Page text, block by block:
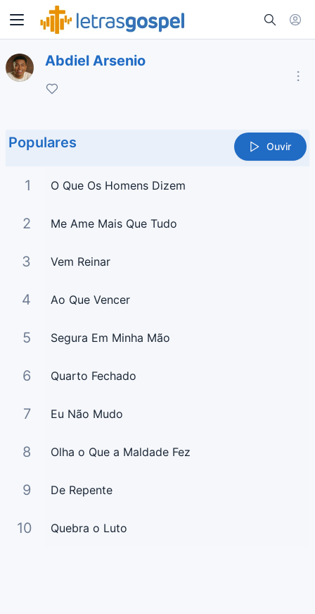
Abdiel Arsenio
Populares Ouvir
1 O Que Os Homens Dizem
2 Me Ame Mais Que Tudo
3 Vem Reinar
4 Ao Que Vencer
5 Segura Em Minha Mão
6 Quarto Fechado
7 Eu Não Mudo
8 Olha o Que a Maldade Fez
9 De Repente
10 Quebra o Luto